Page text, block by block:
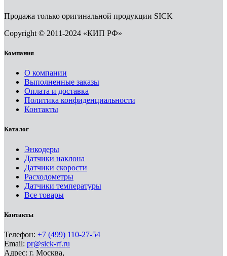
Продажа только оригинальной продукции SICK
Copyright © 2011-2024 «КИП РФ»
Компания
О компании
Выполненные заказы
Оплата и доставка
Политика конфиденциальности
Контакты
Каталог
Энкодеры
Датчики наклона
Датчики скорости
Расходометры
Датчики температуры
Все товары
Контакты
Телефон: +7 (499) 110-27-54
Email: pr@sick-rf.ru
Адрес: г. Москва,